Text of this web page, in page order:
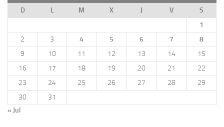
D
L M X J V
S
1
2
3 4 5 6 7
8
9
10 11 12 13 14
15
16
17 18 19 20 21
22
23
24 25 26 27 28
29
30
31
« Jul